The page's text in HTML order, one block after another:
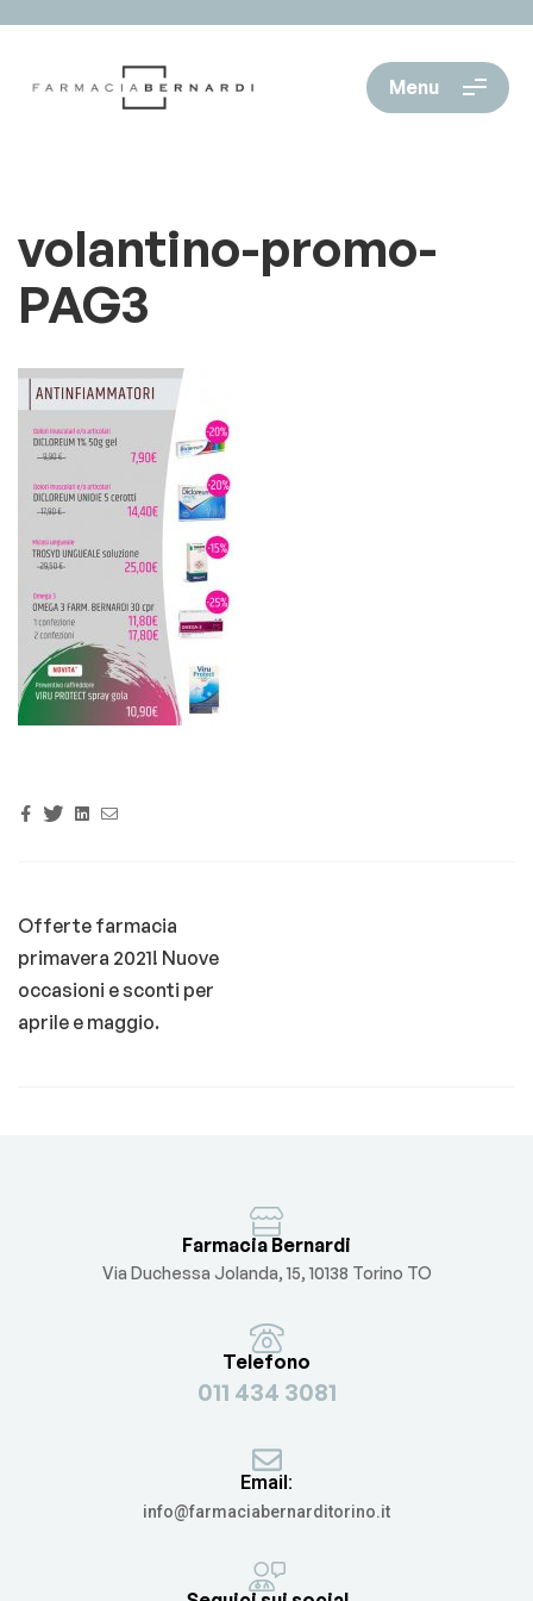
Menu
volantino-promo-
PAG3
Facebook
TwitterLinkedin
Offerte farmacia
primavera 2021! Nuove
occasioni e sconti per
aprile e maggio.
Farmacia Bernardi
Via Duchessa Jolanda, 15, 10138 Torino TO
Telefono
011 434 3081
Email:
info@farmaciabernarditorino.it